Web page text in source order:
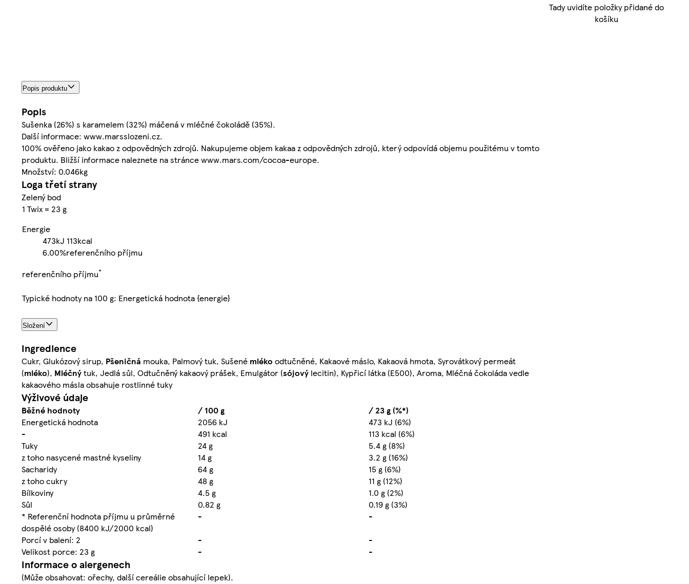
Popis produktu
Popis
Sušenka (26%) s karamelem (32%) máčená v mléčné čokoládě (35%).
Další informace: www.marsslozeni.cz.
100% ověřeno jako kakao z odpovědných zdrojů. Nakupujeme objem kakaa z odpovědných zdrojů, který odpovídá objemu použitému v tomto
produktu. Bližší informace naleznete na stránce www.mars.com/cocoa-europe.
Množství: 0.046kg
Loga třetí strany
Zelený bod
1 Twix = 23 g
Energie
473kJ 113kcal
6.00%referenčního příjmu
referenčního příjmu*
Typické hodnoty na 100 g: Energetická hodnota {energie}
Složení
Ingredience
Cukr, Glukózový sirup, Pšeničná mouka, Palmový tuk, Sušené mléko odtučněné, Kakaové máslo, Kakaová hmota, Syrovátkový permeát
(mléko), Mléčnýtuk, Jedlá sůl, Odtučněný kakaový prášek, Emulgátor (sójový lecitin), Kypřicí látka (E500), Aroma, Mléčná čokoláda vedle
kakaového másla obsahuje rostlinné tuky
Výživové údaje
Běžné hodnoty / 100 g
/ 23 g (%*)
Energetická hodnota
2056 kJ
473 kJ (6%)
-
491 kcal
113 kcal (6%)
Tuky
24 g
5.4 g (8%)
z toho nasycené mastné kyseliny
14 g
3.2 g (16%)
Sacharidy
64 g
15 g (6%)
z toho cukry
48 g
11 g (12%)
Bílkoviny
4.5 g
1.0 g (2%)
Sůl
0.82 g
0.19 g (3%)
* Referenční hodnota příjmu u průměrné
dospělé osoby (8400 kJ/2000 kcal)
-
-
Porcí v balení: 2
-
-
Velikost porce: 23 g
- -
Informace o alergenech
(Může obsahovat: ořechy, další cereálie obsahující lepek).
Tady uvidíte položky přidané do
košíku